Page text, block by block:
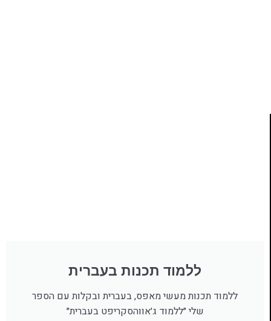
ללמוד תכנות בעברית
ללמוד תכנות מעשי מאפס, בעברית ובקלות עם הספר
שלי ״ללמוד ג׳אווהסקריפט בעברית״